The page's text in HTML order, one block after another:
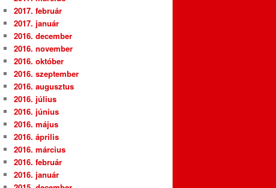
2017. február
2017. január
2016. december
2016. november
2016. október
2016. szeptember
2016. augusztus
2016. július
2016. június
2016. május
2016. április
2016. március
2016. február
2016. január